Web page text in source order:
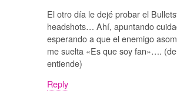
El otro día le dejé probar el
headshots… Ahí, apuntando
esperando a que el enemigo
me suelta «Es que soy fan»….
entiende)
Reply